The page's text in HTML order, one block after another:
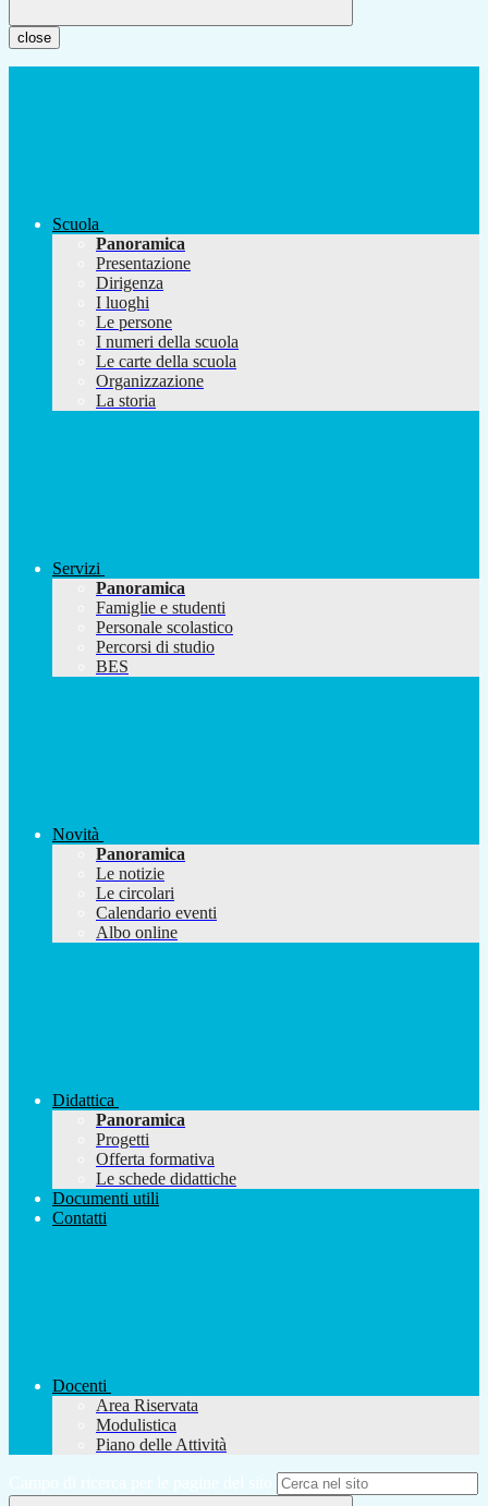
close
Scuola
Panoramica
Presentazione
Dirigenza
I luoghi
Le persone
I numeri della scuola
Le carte della scuola
Organizzazione
La storia
Servizi
Panoramica
Famiglie e studenti
Personale scolastico
Percorsi di studio
BES
Novità
Panoramica
Le notizie
Le circolari
Calendario eventi
Albo online
Didattica
Panoramica
Progetti
Offerta formativa
Le schede didattiche
Documenti utili
Contatti
Docenti
Area Riservata
Modulistica
Piano delle Attività